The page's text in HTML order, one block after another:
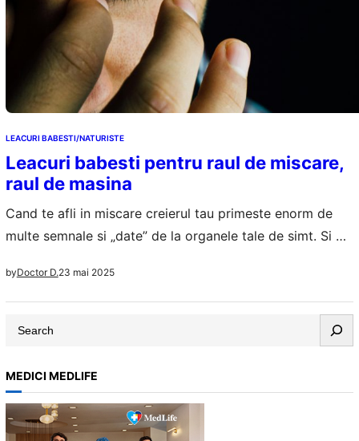
LEACURI BABESTI/NATURISTE
Leacuri babesti pentru raul de miscare,
raul de masina
Cand te afli in miscare creierul tau primeste enorm de
multe semnale si „date” de la organele tale de simt. Si de
trebuie la nivelul creierului, care devine confuz si
reactioneaza imediat. In acel moment poate sa apara
miscare sau raul de masina, cu…
byDoctor D.23 mai 2025
a
r
c
h
MEDICI MEDLIFE